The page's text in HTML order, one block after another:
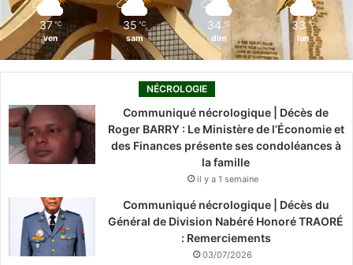
37 ℃
ven
35 ℃
sam
34 ℃
dim
33 ℃
lun
NÉCROLOGIE
Communiqué nécrologique | Décès de
Roger BARRY : Le Ministère de l’Économie et
des Finances présente ses condoléances à
la famille
il y a 1 semaine
Communiqué nécrologique | Décès du
Général de Division Nabéré Honoré TRAORÉ
: Remerciements
03/07/2026